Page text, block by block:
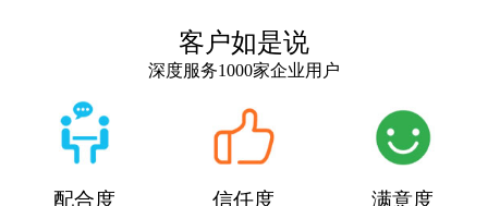
客户如是说
深度服务1000家企业用户
配合度 信任度 满意度